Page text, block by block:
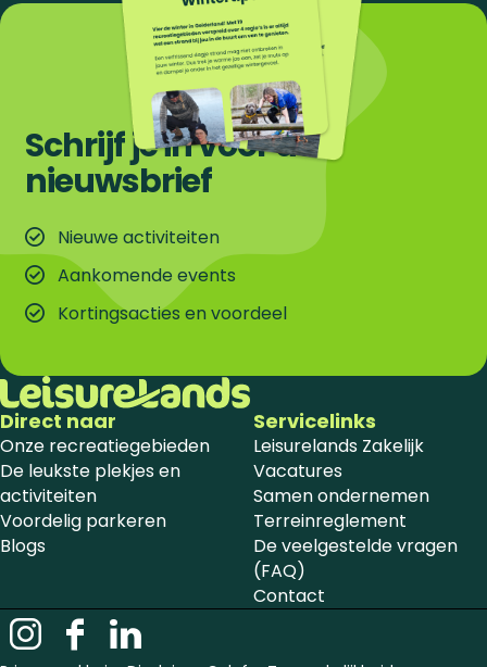
Schrijf je in voor de
nieuwsbrief
Nieuwe activiteiten
Aankomende events
Kortingsacties en voordeel
Direct naar
Onze recreatiegebieden
De leukste plekjes en
activiteiten
Voordelig parkeren
Blogs
Servicelinks
Leisurelands Zakelijk
Vacatures
Samen ondernemen
Terreinreglement
De veelgestelde vragen
(FAQ)
Contact
I
F
L